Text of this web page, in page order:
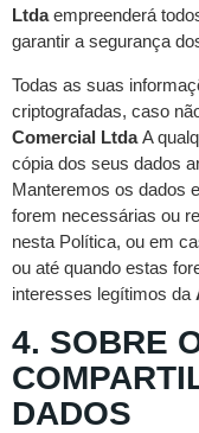
Ltdaempreenderá
garantir a segurança
Todas as suas
criptografadas, caso
Comercial LtdaA
cópia dos seus dados
Manteremos os dados
forem necessárias ou
nesta Política, ou em
ou até quando estas
interesses legítimos da
4. SOBRE
DADOS